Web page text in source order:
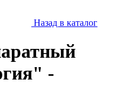
Назад в каталог
-